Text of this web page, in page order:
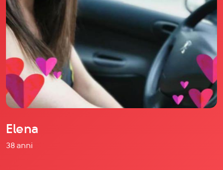
Quanto costa Club di Più
Love Academy
Domande Frequenti
Impegno Sociale
Le nostre sedi
Facebook
YouTube
Instagram
TikTok
Elena
38 anni